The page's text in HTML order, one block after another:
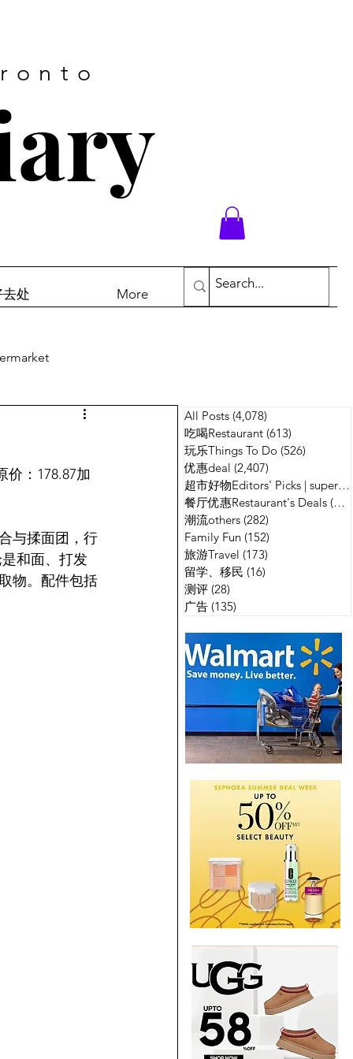
处 More
广告
价：178.87加
与揉面团，行
和面、打发
物。配件包括
All Posts (4,078)
吃喝Restaurant (613)
玩乐Things To Do (526)
优惠deal (2,407)
超市好物Editors' Picks | supermarket
餐厅优惠Restaurant's Deals (134)
潮流others (282)
Family Fun (152)
旅游Travel (173)
留学、移民 (16)
测评 (28)
广告 (135)